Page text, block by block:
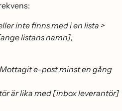
inte finns med i en lista >
listans namn],
e-post minst en gång
är lika med [inbox leverantör]